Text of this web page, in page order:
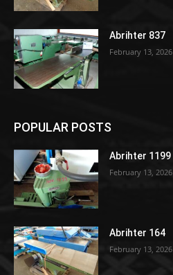
Abrihter 837
February 13, 2026
POPULAR POSTS
Abrihter 1199
February 13, 2026
Abrihter 164
February 13, 2026